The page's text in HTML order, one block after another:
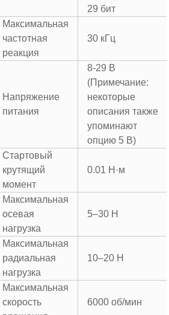
29 бит
Максимальная
частотная
реакция
30 кГц
Напряжение
питания
8-29 В
(Примечание:
некоторые
описания также
упоминают
опцию 5 В)
Стартовый
крутящий
момент
0.01 Н·м
Максимальная
осевая
нагрузка
5–30 Н
Максимальная
радиальная
нагрузка
10–20 Н
Максимальная
скорость
6000 об/мин